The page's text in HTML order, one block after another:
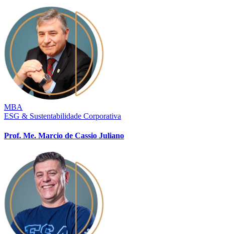
MBA
ESG & Sustentabilidade Corporativa
Prof. Me. Marcio de Cassio Juliano